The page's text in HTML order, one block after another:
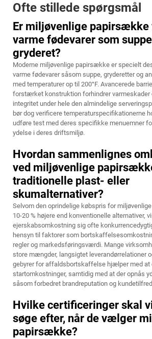
Ofte stillede spørgsmål
Er miljøvenlige papirsække
varme fødevarer som
gryderet?
Moderne miljøvenlige papirsække er specielt
varme fødevarer såsom suppe, gryderetter og
med temperaturer op til 200°F. Avancerede
forstærket konstruktion forhindrer varmeskader
integritet under hele den almindelige
bør dog verificere temperaturspecifikationerne
udføre test med deres specifikke menuemner
ydelse i deres driftsmiljø.
Hvordan sammenlignes
ved miljøvenlige
traditionelle plast- eller
skumalternativer?
Selvom den oprindelige købspris for
10-20 % højere end konventionelle alternativer,
ejerskabsomkostning sig ofte
hensyn til faktorer som
regler og markedsføringsværdi. Mange
store mængder, langsigtet leverandørrelationer
gebyrer for affaldsbortskaffelse hjælper med at
startomkostninger, samtidig med at der opnås
såsom forbedret brandreputation og
Hvilke certificeringer skal
søge efter, når de vælger
papirsække?